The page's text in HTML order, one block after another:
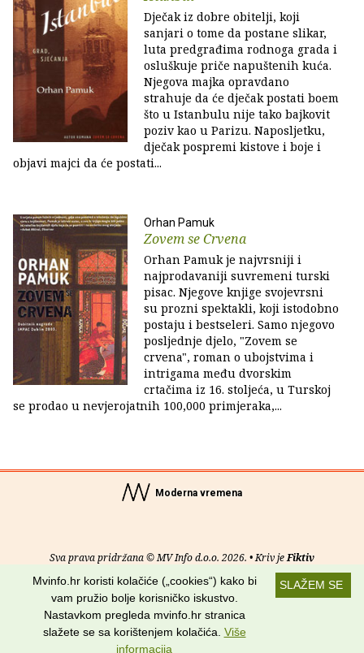
Dječak iz dobre obitelji, koji
sanjari o tome da postane slikar,
luta predgrađima rodnoga grada i
osluškuje priče napuštenih kuća.
Njegova majka opravdano
strahuje da će dječak postati boem
što u Istanbulu nije tako bajkovit
poziv kao u Parizu. Naposljetku,
dječak pospremi kistove i boje i
objavi majci da će postati...
Orhan Pamuk
Zovem se Crvena
Orhan Pamuk je najvrsniji i
najprodavaniji suvremeni turski
pisac. Njegove knjige svojevrsni
su prozni spektakli, koji istodobno
postaju i bestseleri. Samo njegovo
posljednje djelo, "Zovem se
crvena", roman o ubojstvima i
intrigama među dvorskim
crtačima iz 16. stoljeća, u Turskoj
se prodao u nevjerojatnih 100,000 primjeraka,...
Moderna vremena
Sva prava pridržana © MV Info d.o.o. 2026. • Kriv jeFiktiv
Uvjeti korištenja RSS kanali
Potraži nas na:
SLAŽEM SE
Mvinfo.hr koristi kolačiće („cookies“) kako bi
vam pružio bolje korisničko iskustvo.
Nastavkom pregleda mvinfo.hr stranica
slažete se sa korištenjem kolačića. Više
informacija